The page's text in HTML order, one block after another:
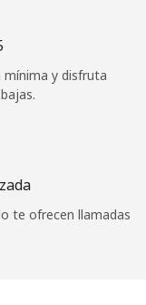
y disfruta
te ofrecen llamadas